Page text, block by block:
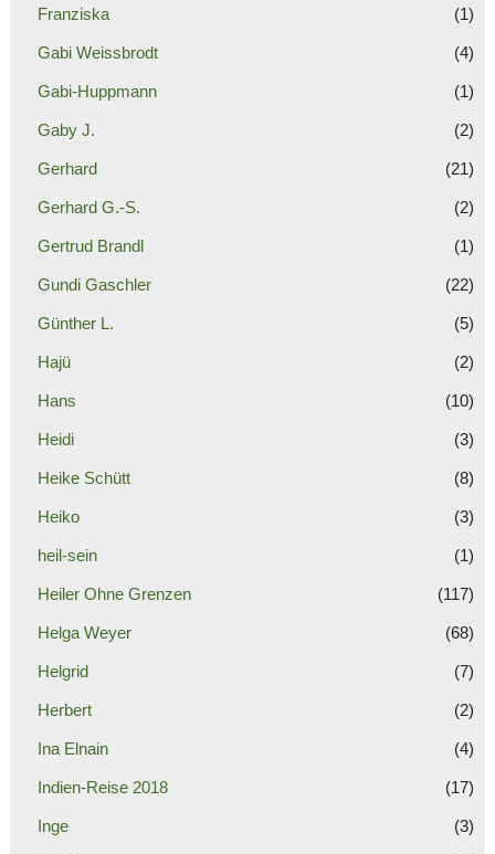
Franziska (1)
Gabi Weissbrodt (4)
Gabi-Huppmann (1)
Gaby J. (2)
Gerhard (21)
Gerhard G.-S. (2)
Gertrud Brandl (1)
Gundi Gaschler (22)
Günther L. (5)
Hajü (2)
Hans (10)
Heidi (3)
Heike Schütt (8)
Heiko (3)
heil-sein (1)
Heiler Ohne Grenzen (117)
Helga Weyer (68)
Helgrid (7)
Herbert (2)
Ina Elnain (4)
Indien-Reise 2018 (17)
Inge (3)